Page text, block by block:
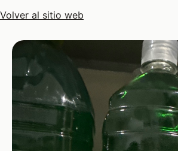
Volver al sitio web